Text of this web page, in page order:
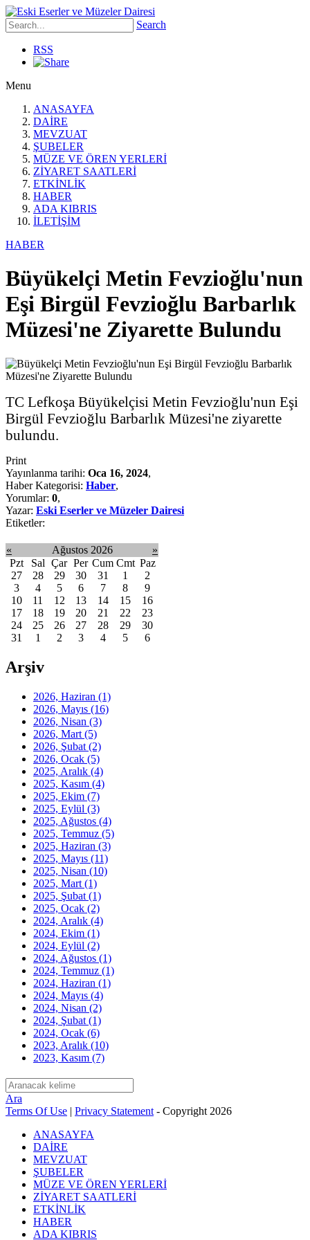
Search
RSS
Menu
ANASAYFA
DAİRE
MEVZUAT
ŞUBELER
MÜZE VE ÖREN YERLERİ
ZİYARET SAATLERİ
ETKİNLİK
HABER
ADA KIBRIS
İLETİŞİM
HABER
Büyükelçi Metin Fevzioğlu'nun
Eşi Birgül Fevzioğlu Barbarlık
Müzesi'ne Ziyarette Bulundu
TC Lefkoşa Büyükelçisi Metin Fevzioğlu'nun Eşi
Birgül Fevzioğlu Barbarlık Müzesi'ne ziyarette
bulundu.
Print
Yayınlanma tarihi: Oca 16, 2024,
Haber Kategorisi: Haber,
Yorumlar: 0,
Yazar: Eski Eserler ve Müzeler Dairesi
Etiketler:
« Ağustos 2026
»
Pzt
Sal Çar Per Cum Cmt Paz
27
28 29 30 31 1
2
3
4 5 6 7 8
9
10
11 12 13 14 15
16
17
18 19 20 21 22
23
24
25 26 27 28 29
30
31
1 2 3 4 5 6
Arşiv
2026, Haziran (1)
2026, Mayıs (16)
2026, Nisan (3)
2026, Mart (5)
2026, Şubat (2)
2026, Ocak (5)
2025, Aralık (4)
2025, Kasım (4)
2025, Ekim (7)
2025, Eylül (3)
2025, Ağustos (4)
2025, Temmuz (5)
2025, Haziran (3)
2025, Mayıs (11)
2025, Nisan (10)
2025, Mart (1)
2025, Şubat (1)
2025, Ocak (2)
2024, Aralık (4)
2024, Ekim (1)
2024, Eylül (2)
2024, Ağustos (1)
2024, Temmuz (1)
2024, Haziran (1)
2024, Mayıs (4)
2024, Nisan (2)
2024, Şubat (1)
2024, Ocak (6)
2023, Aralık (10)
2023, Kasım (7)
Ara
Terms Of Use | Privacy Statement - Copyright 2026
ANASAYFA
DAİRE
MEVZUAT
ŞUBELER
MÜZE VE ÖREN YERLERİ
ZİYARET SAATLERİ
ETKİNLİK
HABER
ADA KIBRIS